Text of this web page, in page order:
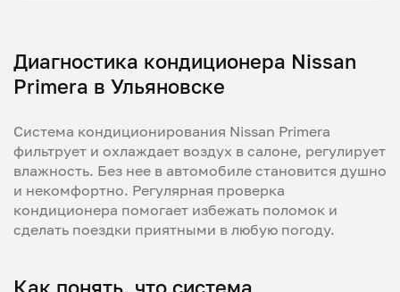
Диагностика кондиционера Nissan
Primera в Ульяновске
Система кондиционирования Nissan Primera
фильтрует и охлаждает воздух в салоне, регулирует
влажность. Без нее в автомобиле становится душно
и некомфортно. Регулярная проверка
кондиционера помогает избежать поломок и
сделать поездки приятными в любую погоду.
Как понять, что система